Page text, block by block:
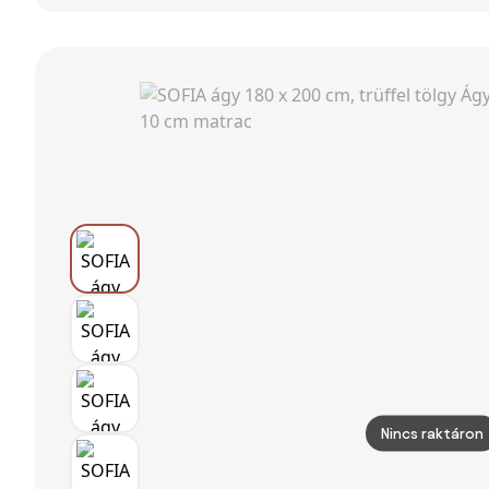
nélkül
nélkül
Nincs raktáron